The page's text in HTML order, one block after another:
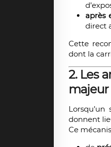
après
direct
Cette
dont la
2. Les
majeur
donnent
Ce